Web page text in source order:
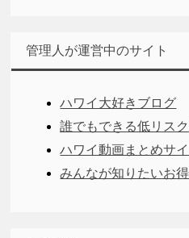
管理人が運営中のサイト
ハワイ大好きブログ
誰でもできる低リス
ハワイ動画まとめサイ
みんなが知りたいお得